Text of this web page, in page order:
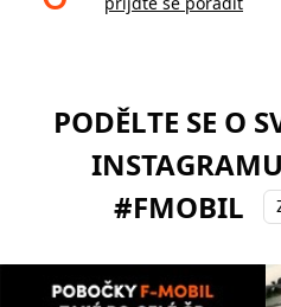
PODĚLTE SE O
#FMOBIL